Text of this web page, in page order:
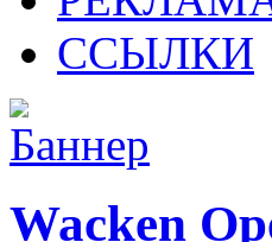
ССЫЛКИ
Wacken